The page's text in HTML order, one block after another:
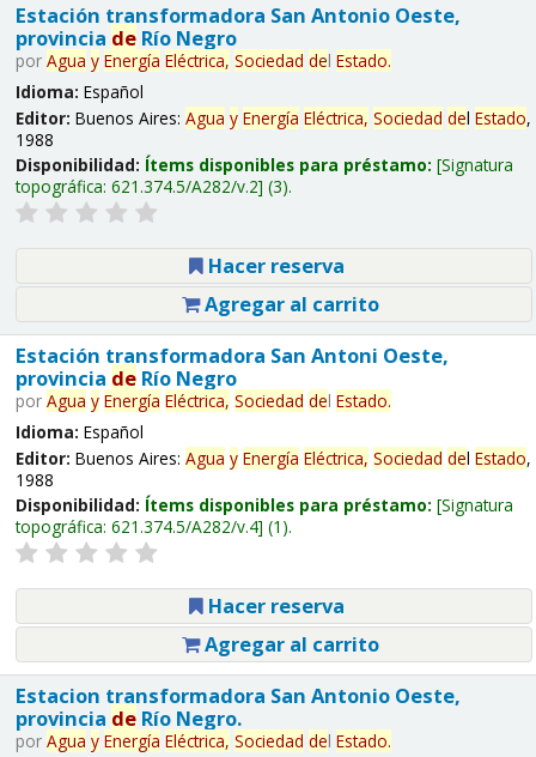
Estación transformadora San Antonio Oeste,
provincia deRío Negro
por Agua y Energía Eléctrica, Sociedad del Estado.
Idioma: Español
Editor: Buenos Aires: Agua y Energía Eléctrica, Sociedad del Estado,
1988
Disponibilidad: Ítems disponibles para préstamo: Signatura
topográfica: 621.374.5/A282/v.2 (3).
Hacer reserva
Agregar al carrito
Estación transformadora San Antoni Oeste,
provincia deRío Negro
por Agua y Energía Eléctrica, Sociedad del Estado.
Idioma: Español
Editor: Buenos Aires: Agua y Energía Eléctrica, Sociedad del Estado,
1988
Disponibilidad: Ítems disponibles para préstamo: Signatura
topográfica: 621.374.5/A282/v.4 (1).
Hacer reserva
Agregar al carrito
Estacion transformadora San Antonio Oeste,
provincia deRío Negro.
por Agua y Energía Eléctrica, Sociedad del Estado.